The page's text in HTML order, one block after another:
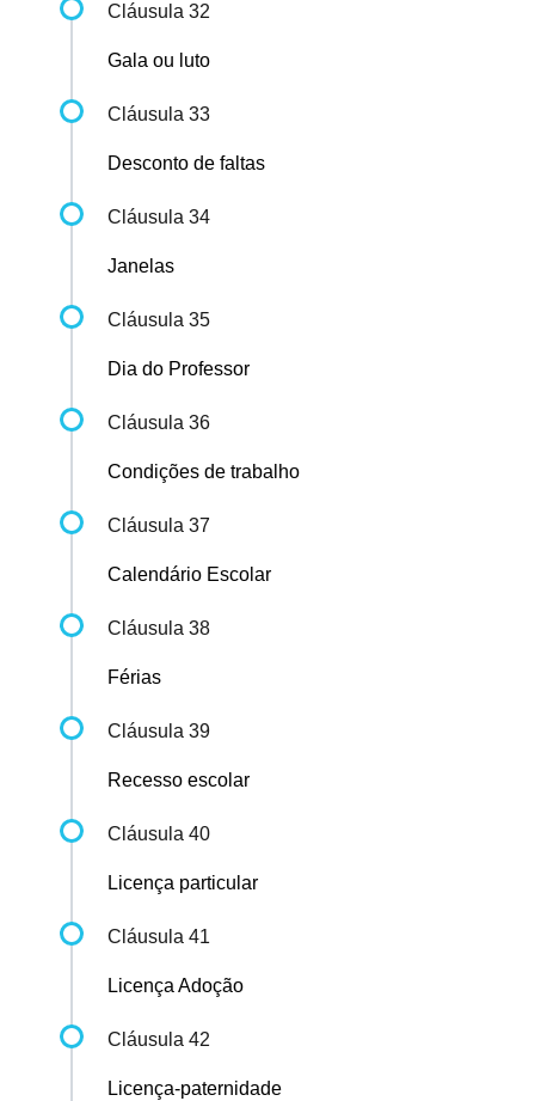
Cláusula 32
Gala ou luto
Cláusula 33
Desconto de faltas
Cláusula 34
Janelas
Cláusula 35
Dia do Professor
Cláusula 36
Condições de trabalho
Cláusula 37
Calendário Escolar
Cláusula 38
Férias
Cláusula 39
Recesso escolar
Cláusula 40
Licença particular
Cláusula 41
Licença Adoção
Cláusula 42
Licença-paternidade